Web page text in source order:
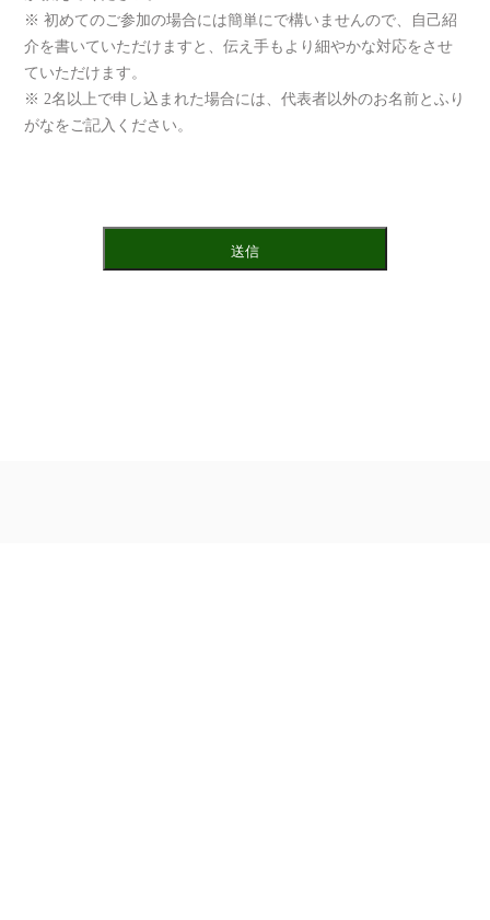
※ 初めてのご参加の場合には簡単にで構いませんので、自己紹
介を書いていただけますと、伝え手もより細やかな対応をさせ
ていただけます。
※ 2名以上で申し込まれた場合には、代表者以外のお名前とふり
がなをご記入ください。